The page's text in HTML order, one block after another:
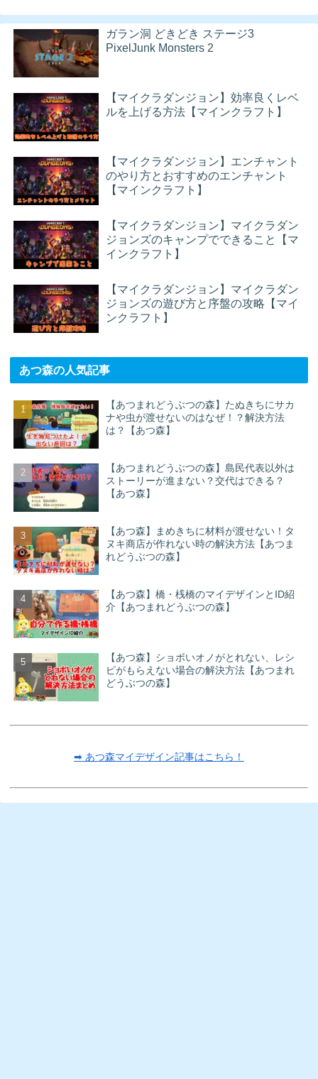
ガラン洞 どきどき ステージ3
PixelJunk Monsters 2
【マイクラダンジョン】効率良くレベ
ルを上げる方法【マインクラフト】
【マイクラダンジョン】エンチャント
のやり方とおすすめのエンチャント
【マインクラフト】
【マイクラダンジョン】マイクラダン
ジョンズのキャンプでできること【マ
インクラフト】
【マイクラダンジョン】マイクラダン
ジョンズの遊び方と序盤の攻略【マイ
ンクラフト】
あつ森の人気記事
【あつまれどうぶつの森】たぬきちにサカ
ナや虫が渡せないのはなぜ！？解決方法
は？【あつ森】
【あつまれどうぶつの森】島民代表以外は
ストーリーが進まない？交代はできる？
【あつ森】
【あつ森】まめきちに材料が渡せない！タ
ヌキ商店が作れない時の解決方法【あつま
れどうぶつの森】
【あつ森】橋・桟橋のマイデザインとID紹
介【あつまれどうぶつの森】
【あつ森】ショボいオノがとれない、レシ
ピがもらえない場合の解決方法【あつまれ
どうぶつの森】
➡ あつ森マイデザイン記事はこちら！